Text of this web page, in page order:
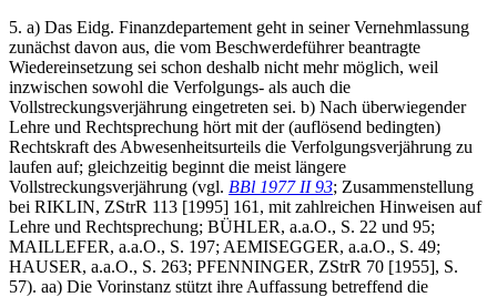
5. a) Das Eidg. Finanzdepartement geht in seiner Vernehmlassung
zunächst davon aus, die vom Beschwerdeführer beantragte
Wiedereinsetzung sei schon deshalb nicht mehr möglich, weil
inzwischen sowohl die Verfolgungs- als auch die
Vollstreckungsverjährung eingetreten sei. b) Nach überwiegender
Lehre und Rechtsprechung hört mit der (auflösend bedingten)
Rechtskraft des Abwesenheitsurteils die Verfolgungsverjährung zu
laufen auf; gleichzeitig beginnt die meist längere
Vollstreckungsverjährung (vgl. BBl 1977 II 93; Zusammenstellung
bei RIKLIN, ZStrR 113 [1995] 161, mit zahlreichen Hinweisen auf
Lehre und Rechtsprechung; BÜHLER, a.a.O., S. 22 und 95;
MAILLEFER, a.a.O., S. 197; AEMISEGGER, a.a.O., S. 49;
HAUSER, a.a.O., S. 263; PFENNINGER, ZStrR 70 [1955], S.
57). aa) Die Vorinstanz stützt ihre Auffassung betreffend die